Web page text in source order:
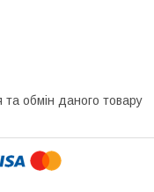
обмін даного товару